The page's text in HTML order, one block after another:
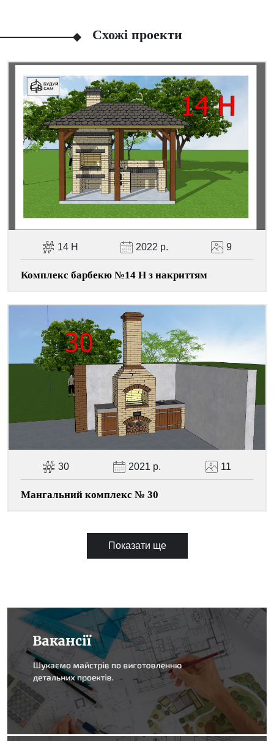
Facebook
ViberTelegramWhatsApp
Pinterest
Схожі проекти
14 Н 2022 р. 9
Комплекс барбекю №14 Н з накриттям
30 2021 р. 11
Мангальний комплекс № 30
Показати ще